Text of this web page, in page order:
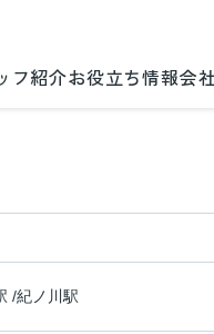
フ紹介お役立ち情報会
/紀ノ川駅